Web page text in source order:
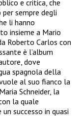
e critica, che
sempre degli
li hanno
insieme a Mario
Roberto Carlos con
è l’album
dove
spagnola della
al suo fianco la
Schneider, la
la quale
successo in quasi